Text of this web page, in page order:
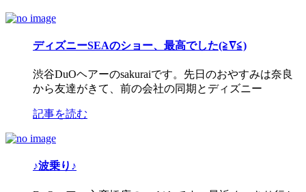
ディズニーSEAのショー、最高でした(≧∇≦)
渋谷DuOヘアーのsakuraiです。先日のおやすみは奈良
から友達がきて、前の会社の同期とディズニー
記事を読む
♪波乗り♪